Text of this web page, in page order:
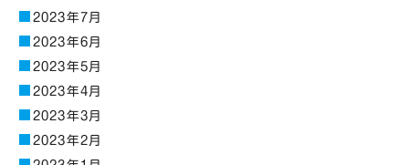
2023年7月
2023年6月
2023年5月
2023年4月
2023年3月
2023年2月